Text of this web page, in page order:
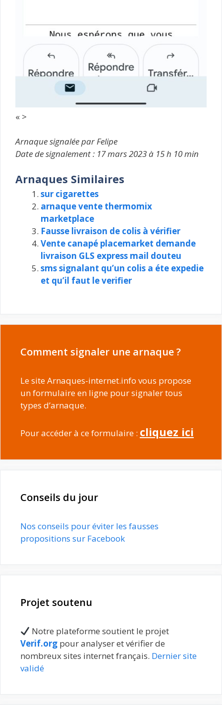
« >
Arnaque signalée par Felipe
Date de signalement : 17 mars 2023 à 15 h 10 min
Arnaques Similaires
sur cigarettes
arnaque vente thermomix
marketplace
Fausse livraison de colis à vérifier
Vente canapé placemarket demande
livraison GLS express mail douteu
sms signalant qu’un colis a éte expedie
et qu’il faut le verifier
Comment signaler une arnaque ?
Le site Arnaques-internet.info vous propose
un formulaire en ligne pour signaler tous
types d’arnaque.
Pour accéder à ce formulaire : cliquez ici
Conseils du jour
Nos conseils pour éviter les fausses
propositions sur Facebook
Projet soutenu
Notre plateforme soutient le projet
Verif.org pour analyser et vérifier de
nombreux sites internet français. Dernier site
validé